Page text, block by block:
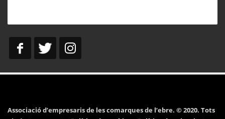
Associació d’empresaris de les comarques de l’ebre. © 2020. Tots